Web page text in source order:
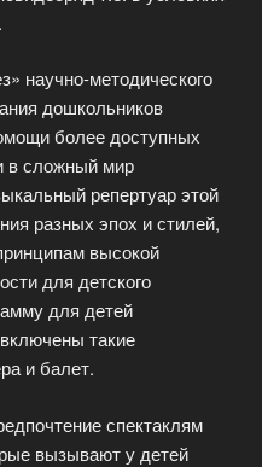
научно-методического
дошкольников
более доступных
в сложный мир
репертуар этой
разных эпох и стилей,
высокой
для детского
для детей
такие
и балет.
спектаклям
вызывают у детей